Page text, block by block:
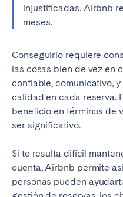
injustificadas. Airbnb
meses.
Conseguirlo requiere
las cosas bien de vez en
confiable, comunicativo,
calidad en cada reserva.
beneficio en términos de
ser significativo.
Si te resulta difícil
cuenta, Airbnb permite
personas pueden